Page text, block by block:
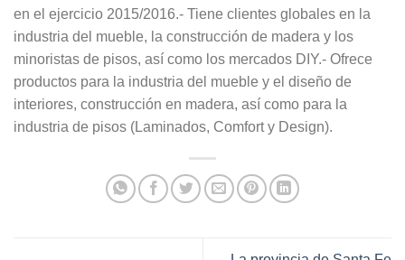
en el ejercicio 2015/2016.- Tiene clientes globales en la
industria del mueble, la construcción de madera y los
minoristas de pisos, así como los mercados DIY.- Ofrece
productos para la industria del mueble y el diseño de
interiores, construcción en madera, así como para la
industria de pisos (Laminados, Comfort y Design).